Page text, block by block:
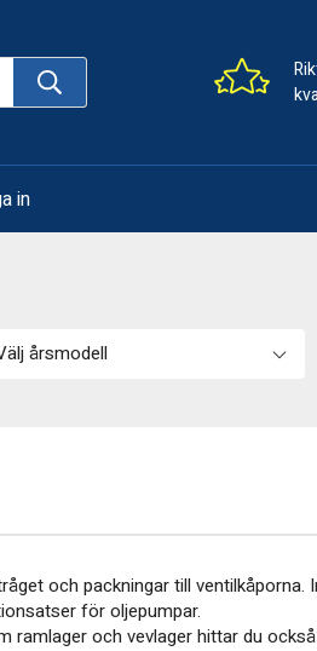
in
årsmodell
och packningar till
för oljepumpar.
och vevlager hittar du